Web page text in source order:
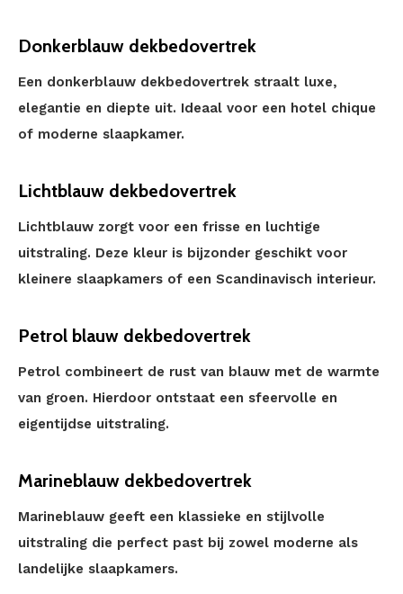
Donkerblauw dekbedovertrek
Een donkerblauw dekbedovertrek straalt luxe,
elegantie en diepte uit. Ideaal voor een hotel chique
of moderne slaapkamer.
Lichtblauw dekbedovertrek
Lichtblauw zorgt voor een frisse en luchtige
uitstraling. Deze kleur is bijzonder geschikt voor
kleinere slaapkamers of een Scandinavisch interieur.
Petrol blauw dekbedovertrek
Petrol combineert de rust van blauw met de warmte
van groen. Hierdoor ontstaat een sfeervolle en
eigentijdse uitstraling.
Marineblauw dekbedovertrek
Marineblauw geeft een klassieke en stijlvolle
uitstraling die perfect past bij zowel moderne als
landelijke slaapkamers.